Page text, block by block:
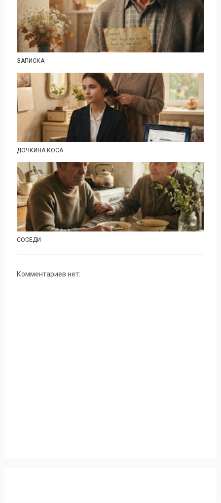
ЗАПИСКА
ДОЧКИНА КОСА
СОСЕДИ
Комментариев нет: